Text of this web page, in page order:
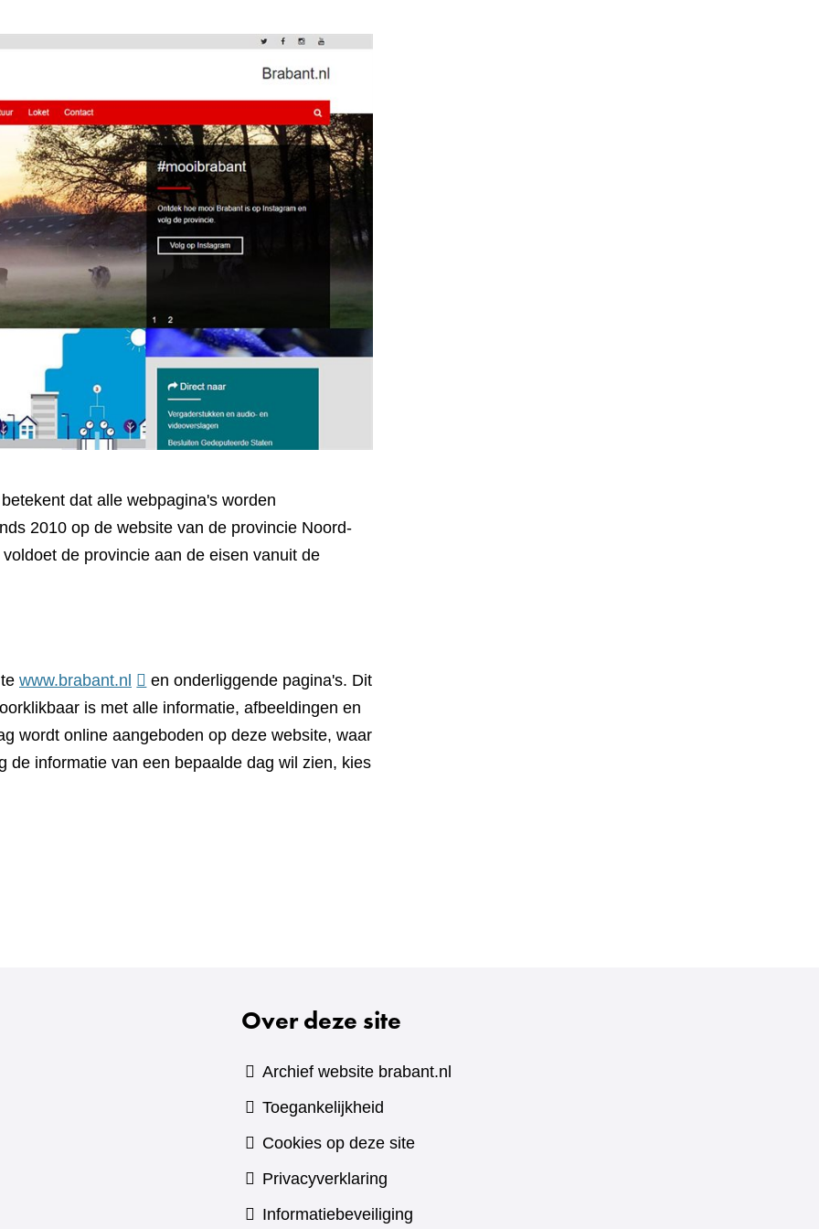
dat alle webpagina's worden
2010 op de website van de provincie Noord-
de provincie aan de eisen vanuit de
www.brabant.nl (verwijst
naar
een
andere
en onderliggende pagina's. Dit
is met alle informatie, afbeeldingen en
wordt online aangeboden op deze website, waar
de informatie van een bepaalde dag wil zien, kies
Over deze site
Archief website brabant.nl
Toegankelijkheid
Cookies op deze site
Privacyverklaring
Informatiebeveiliging